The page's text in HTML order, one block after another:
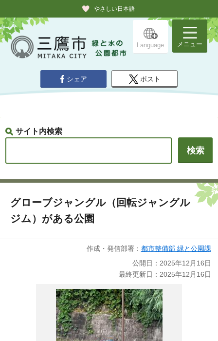
やさしい日本語
Language メニュー
シェア ポスト
サイト内検索
グローブジャングル（回転ジャングル
ジム）がある公園
作成・発信部署： 都市整備部 緑と公園課
公開日：2025年12月16日
最終更新日：2025年12月16日